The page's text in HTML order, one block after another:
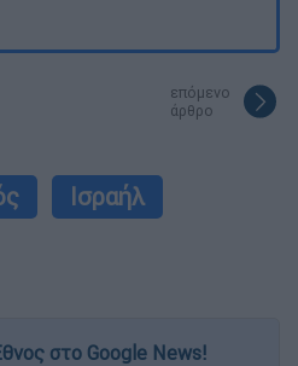
επόμενο
άρθρο
Ισραήλ
στο Google News!